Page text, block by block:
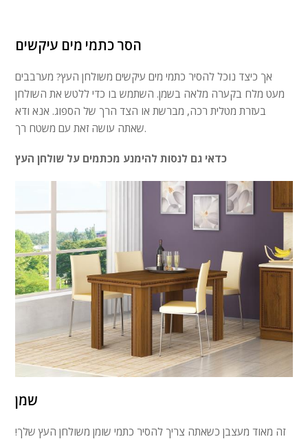
הסר כתמי מים עיקשים
אך כיצד נוכל להסיר כתמי מים עיקשים משולחן העץ? מערבבים
מעט מלח בקערה מלאה בשמן. השתמש בו כדי ללטש את השולחן
בעזרת מטלית רכה, מברשת או הצד הרך של הספוג. אנא ודא
שאתה עושה זאת עם משטח רך.
שמן
זה מאוד מעצבן כשאתה צריך להסיר כתמי שומן משולחן העץ שלך!